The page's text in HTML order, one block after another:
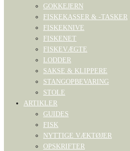
GOKKEJERN
FISKEKASSER & -TASKER
FISKEKNIVE
FISKENET
FISKEVÆGTE
LODDER
SAKSE & KLIPPERE
STANGOPBEVARING
STOLE
ARTIKLER
GUIDES
FISK
NYTTIGE VÆKTØJER
OPSKRIFTER